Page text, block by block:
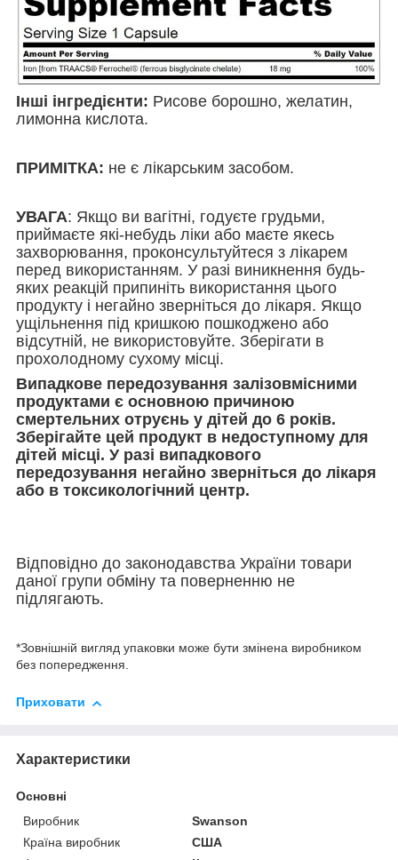
Інші інгредієнти: Рисове борошно, желатин,
лимонна кислота.
ПРИМІТКА: не є лікарським засобом.
УВАГА: Якщо ви вагітні, годуєте грудьми,
приймаєте які-небудь ліки або маєте якесь
захворювання, проконсультуйтеся з лікарем
перед використанням. У разі виникнення будь-
яких реакцій припиніть використання цього
продукту і негайно зверніться до лікаря. Якщо
ущільнення під кришкою пошкоджено або
відсутній, не використовуйте. Зберігати в
прохолодному сухому місці.
Випадкове передозування залізовмісними
продуктами є основною причиною
смертельних отруєнь у дітей до 6 років.
Зберігайте цей продукт в недоступному для
дітей місці. У разі випадкового
передозування негайно зверніться до лікаря
або в токсикологічний центр.
Відповідно до законодавства України товари
даної групи обміну та поверненню не
підлягають.
*Зовнішній вигляд упаковки може бути змінена виробником
без попередження.
Приховати
Характеристики
Основні
Виробник
Swanson
Країна виробник
США